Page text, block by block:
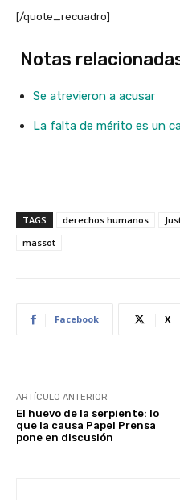
[/quote_recuadro]
Notas
Se atrevieron a acusar
La falta de mérito es un
TAGS derechos humanos
massot
Facebook X
ARTÍCULO ANTERIOR
El huevo de la serpiente: lo
que la causa Papel Prensa
pone en discusión